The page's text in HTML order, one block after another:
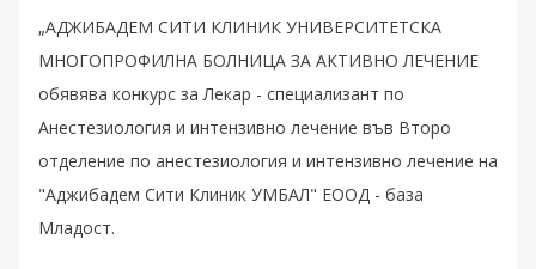
„АДЖИБАДЕМ СИТИ КЛИНИК УНИВЕРСИТЕТСКА
МНОГОПРОФИЛНА БОЛНИЦА ЗА АКТИВНО ЛЕЧЕНИЕ
обявява конкурс за Лекар - специализант по
Анестезиология и интензивно лечение във Второ
отделение по анестезиология и интензивно лечение на
"Аджибадем Сити Клиник УМБАЛ" ЕООД - база
Младост.